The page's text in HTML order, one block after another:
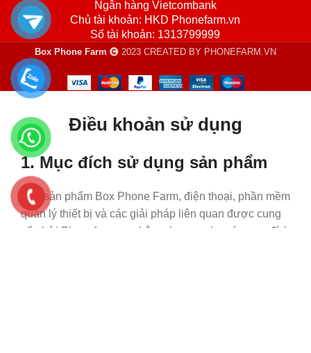
Ngân hàng Vietcombank
Chủ tài khoản: HKD Phonefarm.vn
Số tài khoản: 1313799999
Box Phone Farm 2023 CREATED BY PHONEFARM.VN
Điều khoản sử dụng
1. Mục đích sử dụng sản phẩm
Các sản phẩm Box Phone Farm, điện thoại, phần mềm
quản lý thiết bị và các giải pháp liên quan được cung
cấp bởi Phonefarm.vn nhằm phục vụ cho các mục đích